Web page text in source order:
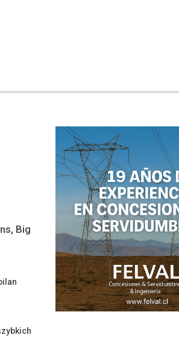
Big